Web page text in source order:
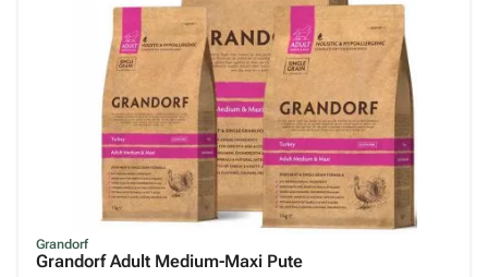
Grandorf
Grandorf Adult Medium-Maxi Pute